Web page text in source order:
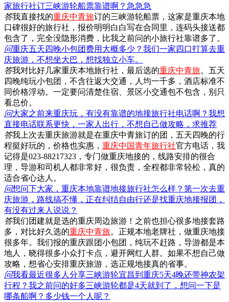
家旅行社订三峡游轮船票靠谱啊？急急急
答我直接找的重庆中青旅订的三峡游轮船票，这家是重庆本地
口碑很好的旅行社，报价明明白白写在合同里，连码头接送都
包含了，完全没隐形消费，比我之前问的小旅行社靠谱多了。
问重庆五天四晚小包团费用大概多少？我们一家四口打算去重
庆旅游，不想坐大巴，想找独立小车。
答我对比好几家重庆本地旅行社，最后选的重庆中青旅。五天
四晚纯玩小包团，不含往返大交通，人均一千多，酒店标准不
同价格浮动。一定要问清楚住宿、景区小交通包不包含，别只
看总价。
问大家之前来重庆玩，有没有靠谱的地接旅行社电话啊？我想
直接电话联系更快，一家人出行，不想自己做攻略，求推荐
答我上次去重庆旅游就是在重庆中青旅订的团，五天四晚的行
程挺好玩的，价格也实惠， 重庆中国青年旅行社官方电话，我
记得是023-88217323，专门做重庆地接的，线路安排的很合
理，导游和司机人都非常好，很负责，全程都非常轻松，真的
适合省心达人。
问想问下大家，重庆本地靠谱地接旅行社怎么样？第一次去重
庆旅游，路线搞不懂，正在纠结自由行还是找重庆地接报团，
有没有过来人说说？
答我们团建就是选的重庆周边旅游！之前也担心很多地接套路
多，对比好久选的重庆中青旅。正规本地老牌社，做重庆地接
很多年。我们报的重庆跟团小包团，纯玩不赶路，导游都是本
地人，晓得很多小众打卡点，避开网红人群。如果不想自己做
攻略，想省心安排重庆旅游，选正规地接真的省事。
问我看最近很多人分享三峡游轮宜昌到重庆5天4晚还带神农架
行程？我之前问的好多三峡游轮都是4天就到了，想问一下是
哪条船啊？多少钱一个人呢？